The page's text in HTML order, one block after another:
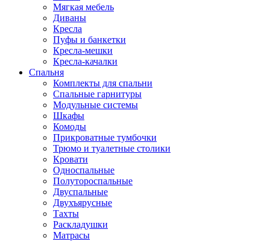
Мягкая мебель
Диваны
Кресла
Пуфы и банкетки
Кресла-мешки
Кресла-качалки
Спальня
Комплекты для спальни
Спальные гарнитуры
Модульные системы
Шкафы
Комоды
Прикроватные тумбочки
Трюмо и туалетные столики
Кровати
Односпальные
Полутороспальные
Двуспальные
Двухъярусные
Тахты
Раскладушки
Матрасы